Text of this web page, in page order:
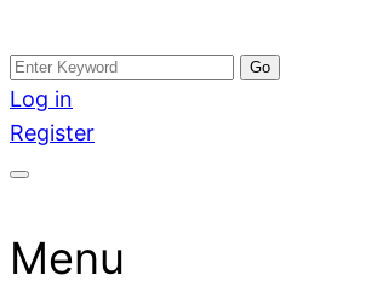
Skip
to
content
อสังหาโพสต์ รีวิวเยอะ รับจ้างโพสต์
ติดGoogleหน้าแรกได้จริงๆ ใน 7 วัน
รับจ้างโพสอสังหา ขายบ้าน อสังหาโ
เดียว ที่กล้าการันตีผลงาน ประสบกา
Search
for:
Log in
Register
Menu